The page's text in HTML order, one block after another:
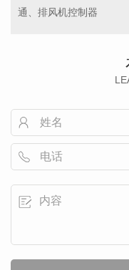
通、排风机控制器